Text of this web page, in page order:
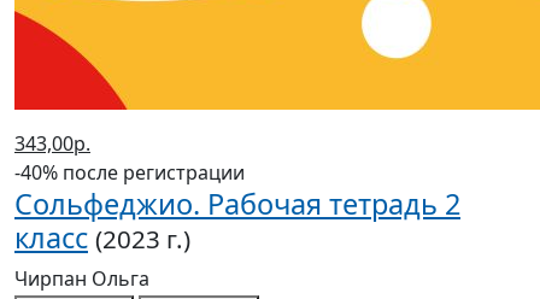
343,00р.
-40% после регистрации
Сольфеджио. Рабочая тетрадь 2
класс (2023 г.)
Чирпан Ольга